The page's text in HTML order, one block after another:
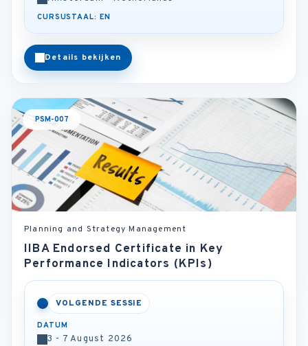
CURSUSTAAL: EN
Details bekijken
PSM-007
Planning and Strategy Management
IIBA Endorsed Certificate in Key
Performance Indicators (KPIs)
VOLGENDE SESSIE
DATUM
3 - 7 August 2026